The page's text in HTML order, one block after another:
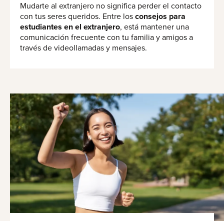
Mudarte al extranjero no significa perder el contacto
con tus seres queridos. Entre los consejos para
estudiantes en el extranjero, está mantener una
comunicación frecuente con tu familia y amigos a
través de videollamadas y mensajes.